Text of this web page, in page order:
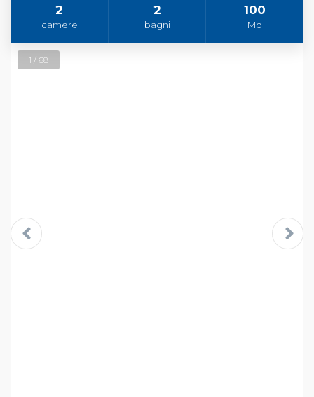
2
camere
2
bagni
100
Mq
1 / 68